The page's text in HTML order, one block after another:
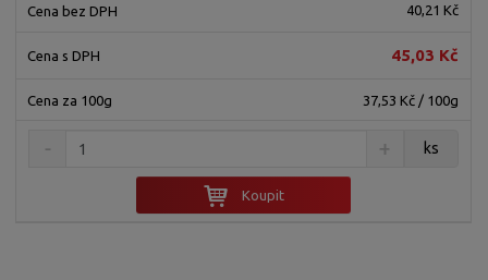
40,21 Kč
45,03 Kč
37,53 Kč / 100g
ks
Koupit